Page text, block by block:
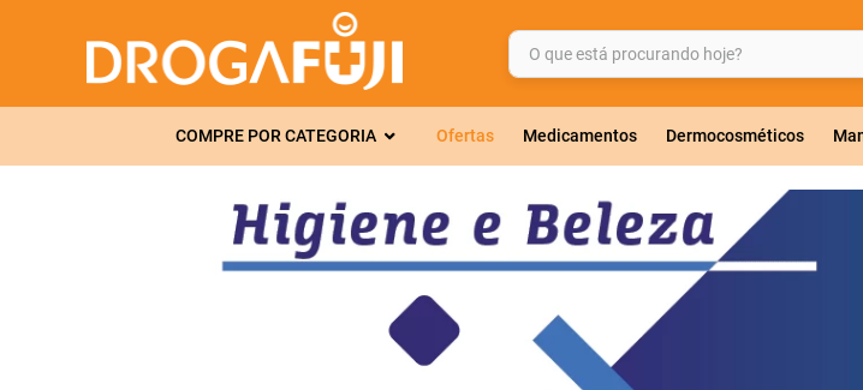
O que está procurando hoje?
COMPRE POR CATEGORIA Ofertas Medicamentos Dermocosméticos
TERMOS MAIS BUSCADOS
3º
mounjaro
4º
rosuvastatina 20mg
5
protetor solar
6º
shampoo